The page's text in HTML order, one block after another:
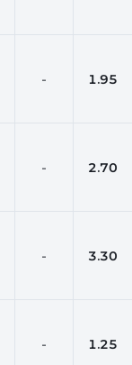
- 1.95
- 2.70
- 3.30
- 1.25